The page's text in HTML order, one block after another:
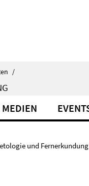
/
MEDIEN
und Fernerkundung